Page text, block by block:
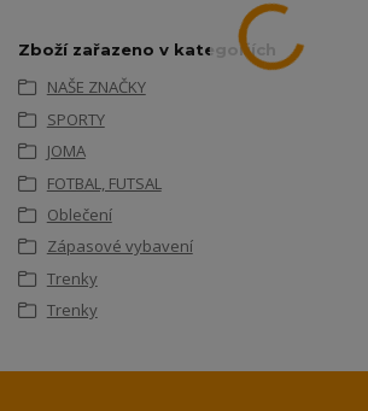
Zboží zařazeno v kategoriích
NAŠE ZNAČKY
SPORTY
JOMA
FOTBAL, FUTSAL
Oblečení
Zápasové vybavení
Trenky
Trenky